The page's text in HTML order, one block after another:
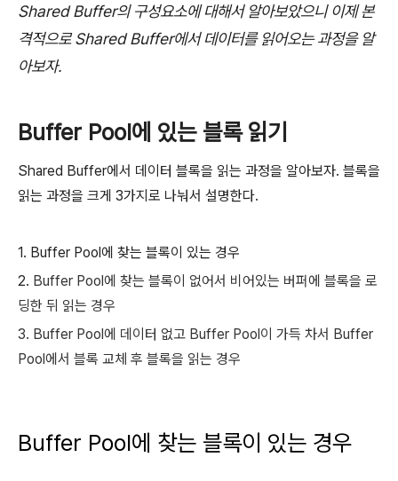
Shared Buffer의 구성요소에 대해서 알아보았으니 이제 본
격적으로 Shared Buffer에서 데이터를 읽어오는 과정을 알
아보자.
Buffer Pool에 있는 블록 읽기
Shared Buffer에서 데이터 블록을 읽는 과정을 알아보자. 블록을
읽는 과정을 크게 3가지로 나눠서 설명한다.
1. Buffer Pool에 찾는 블록이 있는 경우
2. Buffer Pool에 찾는 블록이 없어서 비어있는 버퍼에 블록을 로
딩한 뒤 읽는 경우
3. Buffer Pool에 데이터 없고 Buffer Pool이 가득 차서 Buffer
Pool에서 블록 교체 후 블록을 읽는 경우
Buffer Pool에 찾는 블록이 있는 경우